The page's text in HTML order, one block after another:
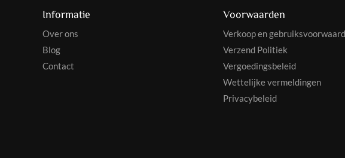
Informatie
Over ons
Blog
Contact
Voorwaarden
Verkoop en
Verzend Politiek
Vergoedingsbeleid
Wettelijke vermeldingen
Privacybeleid